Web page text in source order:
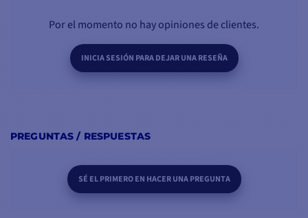
Por el momento no hay opiniones de clientes.
INICIA SESIÓN PARA DEJAR UNA RESEÑA
PREGUNTAS / RESPUESTAS
SÉ EL PRIMERO EN HACER UNA PREGUNTA